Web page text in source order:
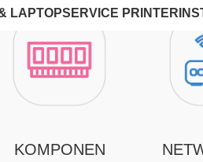
LAPTOPSERVICE PRINTER
KOMPONEN